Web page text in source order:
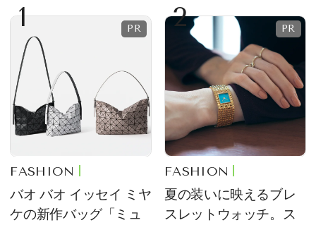
1
FASHION
バオ バオ イッセイ ミヤ
ケの新作バッグ「ミュ
2
FASHION
夏の装いに映えるブレ
スレットウォッチ。ス